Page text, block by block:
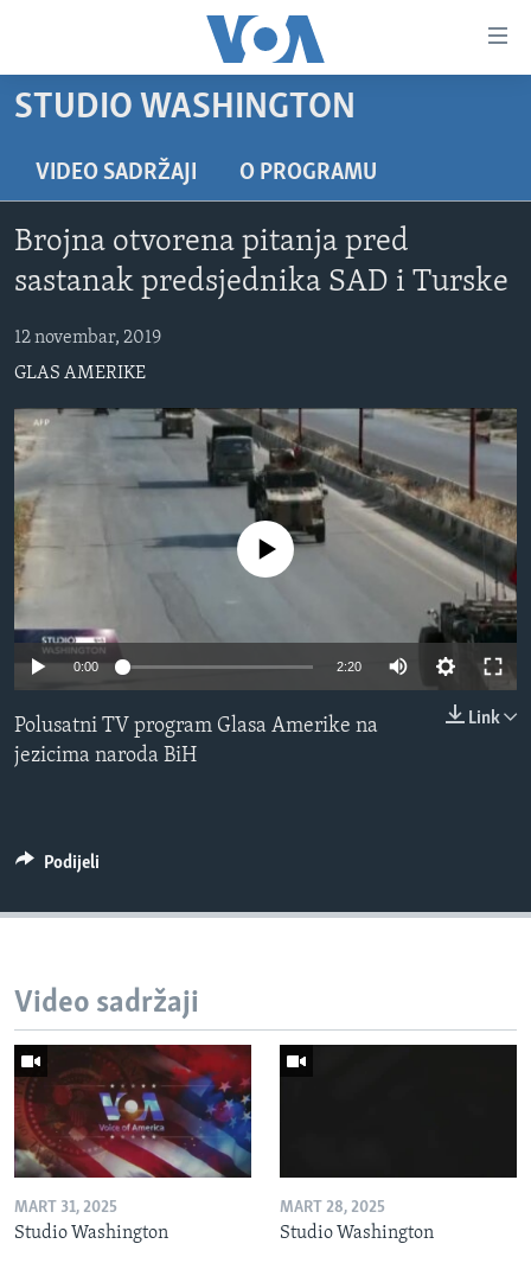
glavni
Pređi
na
glavnu
navigaciju
Idi
pretragu
VIDEO
VIJESTI
SJEDINJENE AMERIČKE DRŽAVE
BOSNA I HERCEGOVINA
SVIJET
NAUKA I TEHNOLOGIJA
SPECIJALNI PROJEKTI
KORUPCIJA
SLOBODA MEDIJA
ŽENSKA STRANA
IZBJEGLIČKA STRANA
MAGAZIN
O GLASU AMERIKE
Learning English
PRATITE NAS
STUDIO WASHINGTON
VIDEO SADRŽAJI O PROGRAMU
Brojna otvorena pitanja pred
sastanak predsjednika SAD i Turske
12 novembar, 2019
GLAS AMERIKE
No media source currently available
0:00 2:20
Link
Polusatni TV program Glasa Amerike na
jezicima naroda BiH
Podijeli
Video sadržaji
MART 31, 2025
Studio Washington
MART 28, 2025
Studio Washington